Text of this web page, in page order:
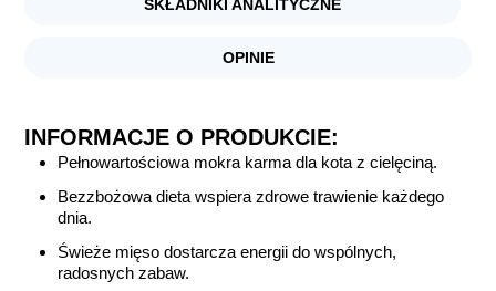
SKŁADNIKI ANALITYCZNE
OPINIE
INFORMACJE O PRODUKCIE:
Pełnowartościowa mokra karma dla kota z cielęciną.
Bezzbożowa dieta wspiera zdrowe trawienie każdego
dnia.
Świeże mięso dostarcza energii do wspólnych,
radosnych zabaw.